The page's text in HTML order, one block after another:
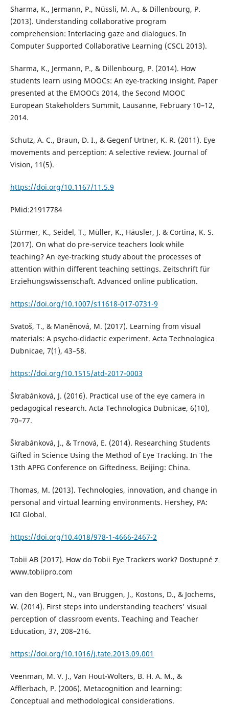
Sharma, K., Jermann, P., Nüssli, M. A., & Dillenbourg, P.
(2013). Understanding collaborative program
comprehension: Interlacing gaze and dialogues. In
Computer Supported Collaborative Learning (CSCL 2013).
Sharma, K., Jermann, P., & Dillenbourg, P. (2014). How
students learn using MOOCs: An eye-tracking insight. Paper
presented at the EMOOCs 2014, the Second MOOC
European Stakeholders Summit, Lausanne, February 10–12,
2014.
Schutz, A. C., Braun, D. I., & Gegenf Urtner, K. R. (2011). Eye
movements and perception: A selective review. Journal of
Vision, 11(5).
https://doi.org/10.1167/11.5.9
PMid:21917784
Stürmer, K., Seidel, T., Müller, K., Häusler, J. & Cortina, K. S.
(2017). On what do pre-service teachers look while
teaching? An eye-tracking study about the processes of
attention within different teaching settings. Zeitschrift für
Erziehungswissenschaft. Advanced online publication.
https://doi.org/10.1007/s11618-017-0731-9
Svatoš, T., & Maněnová, M. (2017). Learning from visual
materials: A psycho-didactic experiment. Acta Technologica
Dubnicae, 7(1), 43–58.
https://doi.org/10.1515/atd-2017-0003
Škrabánková, J. (2016). Practical use of the eye camera in
pedagogical research. Acta Technologica Dubnicae, 6(10),
70–77.
Škrabánková, J., & Trnová, E. (2014). Researching Students
Gifted in Science Using the Method of Eye Tracking. In The
13th APFG Conference on Giftedness. Beijing: China.
Thomas, M. (2013). Technologies, innovation, and change in
personal and virtual learning environments. Hershey, PA:
IGI Global.
https://doi.org/10.4018/978-1-4666-2467-2
Tobii AB (2017). How do Tobii Eye Trackers work? Dostupné z
www.tobiipro.com
van den Bogert, N., van Bruggen, J., Kostons, D., & Jochems,
W. (2014). First steps into understanding teachers' visual
perception of classroom events. Teaching and Teacher
Education, 37, 208–216.
https://doi.org/10.1016/j.tate.2013.09.001
Veenman, M. V. J., Van Hout-Wolters, B. H. A. M., &
Afflerbach, P. (2006). Metacognition and learning:
Conceptual and methodological considerations.